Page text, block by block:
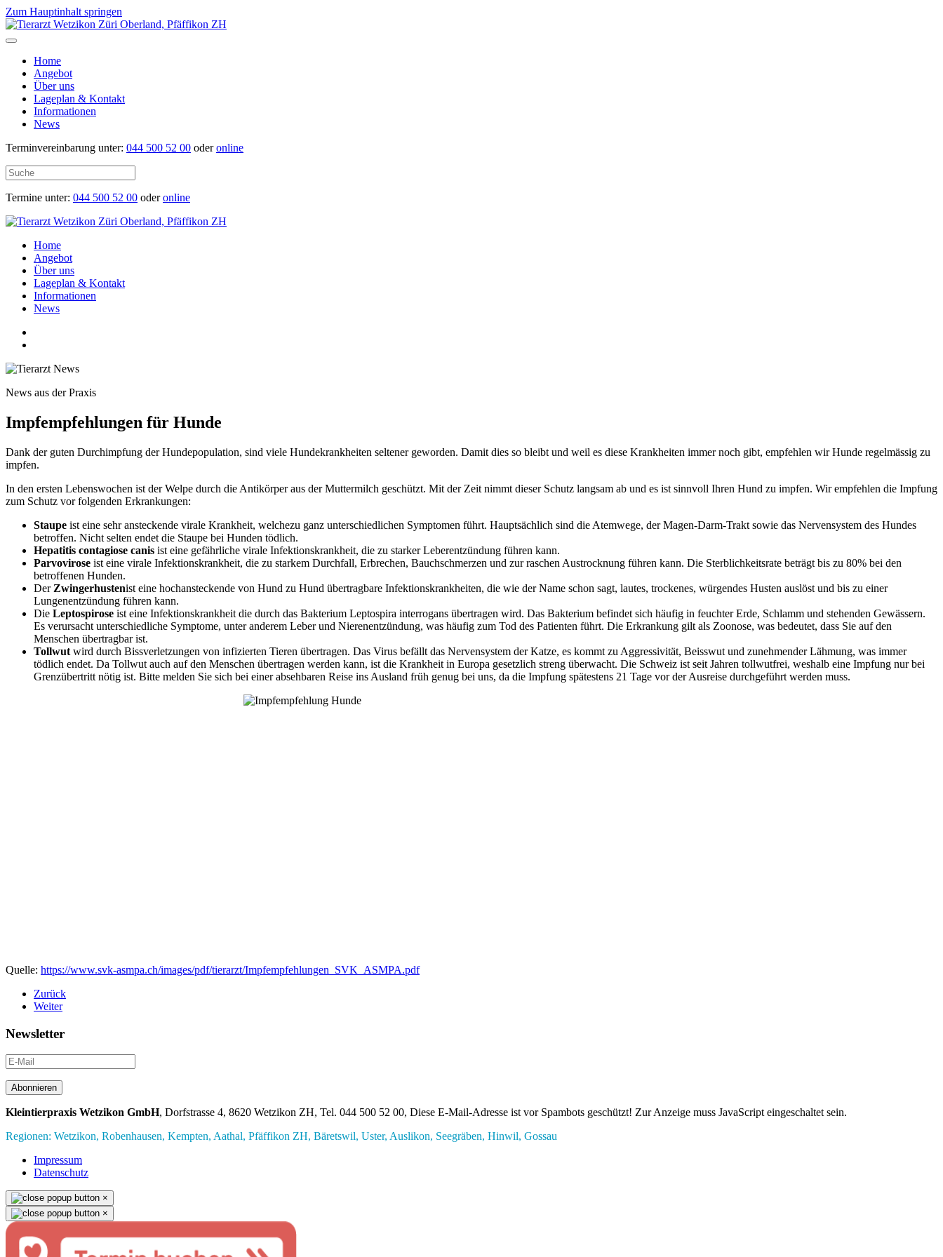
Zum Hauptinhalt springen
Home
Angebot
Über uns
Lageplan & Kontakt
Informationen
News
Terminvereinbarung unter: 044 500 52 00 oderonline
Termine unter: 044 500 52 00 oderonline
Home
Angebot
Über uns
Lageplan & Kontakt
Informationen
News
News aus der Praxis
Impfempfehlungen für Hunde
Dank der guten Durchimpfung der Hundepopulation, sind viele Hundekrankheiten seltener geworden. Damit dies so bleibt und weil es diese Krankheiten immer noch gibt, empfehlen wir Hunde regelmässig zu
impfen.
In den ersten Lebenswochen ist der Welpe durch die Antikörper aus der Muttermilch geschützt. Mit der Zeit nimmt dieser Schutz langsam ab und es ist sinnvoll Ihren Hund zu impfen. Wir empfehlen die Impfung
zum Schutz vor folgenden Erkrankungen:
Staupe ist eine sehr ansteckende virale Krankheit, welchezu ganz unterschiedlichen Symptomen führt. Hauptsächlich sind die Atemwege, der Magen-Darm-Trakt sowie das Nervensystem des Hundes
betroffen. Nicht selten endet die Staupe bei Hunden tödlich.
Hepatitis contagiose canis ist eine gefährliche virale Infektionskrankheit, die zu starker Leberentzündung führen kann.
Parvovirose ist eine virale Infektionskrankheit, die zu starkem Durchfall, Erbrechen, Bauchschmerzen und zur raschen Austrocknung führen kann. Die Sterblichkeitsrate beträgt bis zu 80% bei den
betroffenen Hunden.
Der Zwingerhustenist eine hochansteckende von Hund zu Hund übertragbare Infektionskrankheiten, die wie der Name schon sagt, lautes, trockenes, würgendes Husten auslöst und bis zu einer
Lungenentzündung führen kann.
Die Leptospirose ist eine Infektionskrankheit die durch das Bakterium Leptospira interrogans übertragen wird. Das Bakterium befindet sich häufig in feuchter Erde, Schlamm und stehenden Gewässern.
Es verursacht unterschiedliche Symptome, unter anderem Leber und Nierenentzündung, was häufig zum Tod des Patienten führt. Die Erkrankung gilt als Zoonose, was bedeutet, dass Sie auf den
Menschen übertragbar ist.
Tollwut wird durch Bissverletzungen von infizierten Tieren übertragen. Das Virus befällt das Nervensystem der Katze, es kommt zu Aggressivität, Beisswut und zunehmender Lähmung, was immer
tödlich endet. Da Tollwut auch auf den Menschen übertragen werden kann, ist die Krankheit in Europa gesetzlich streng überwacht. Die Schweiz ist seit Jahren tollwutfrei, weshalb eine Impfung nur bei
Grenzübertritt nötig ist. Bitte melden Sie sich bei einer absehbaren Reise ins Ausland früh genug bei uns, da die Impfung spätestens 21 Tage vor der Ausreise durchgeführt werden muss.
Quelle: https://www.svk-asmpa.ch/images/pdf/tierarzt/Impfempfehlungen_SVK_ASMPA.pdf
Zurück
Weiter
Newsletter
Abonnieren
Kleintierpraxis Wetzikon GmbH, Dorfstrasse 4, 8620 Wetzikon ZH, Tel. 044 500 52 00, Diese E-Mail-Adresse ist vor Spambots geschützt! Zur Anzeige muss JavaScript eingeschaltet sein.
Regionen: Wetzikon, Robenhausen, Kempten, Aathal, Pfäffikon ZH, Bäretswil, Uster, Auslikon, Seegräben, Hinwil, Gossau
Impressum
Datenschutz
×
×